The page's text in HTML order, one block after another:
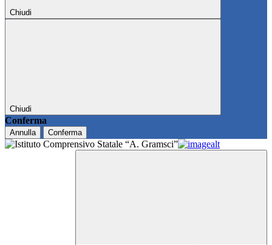
Chiudi
Chiudi
Conferma
Annulla Conferma